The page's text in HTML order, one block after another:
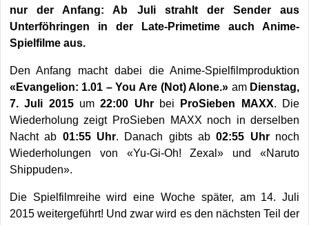
nur der Anfang: Ab Juli strahlt der Sender aus
Unterföhringen in der Late-Primetime auch Anime-
Spielfilme aus.
Den Anfang macht dabei die Anime-Spielfilmproduktion
«Evangelion: 1.01 – You Are (Not) Alone.» am Dienstag,
7. Juli 2015um22:00 Uhrbei ProSieben MAXX. Die
Wiederholung zeigt ProSieben MAXX noch in derselben
Nacht ab 01:55 Uhr. Danach gibts ab02:55 Uhrnoch
Wiederholungen von «Yu-Gi-Oh! Zexal» und «Naruto
Shippuden».
Die Spielfilmreihe wird eine Woche später, am 14. Juli
2015 weitergeführt! Und zwar wird es den nächsten Teil der